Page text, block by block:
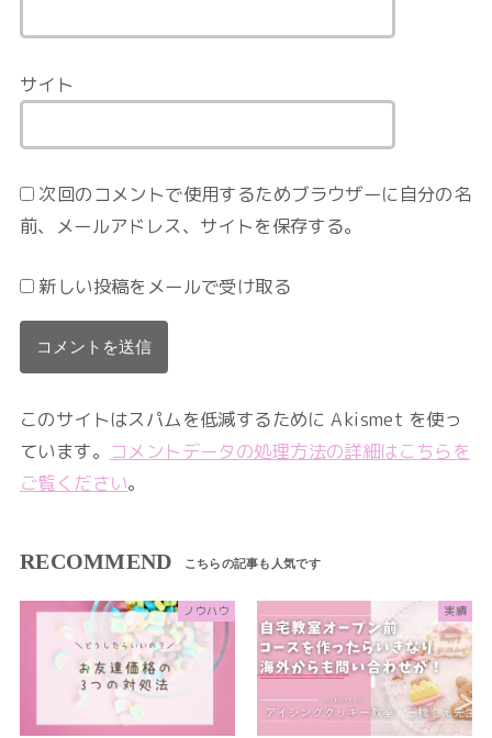
サイト
次回のコメントで使用するためブラウザーに自分の名
前、メールアドレス、サイトを保存する。
新しい投稿をメールで受け取る
このサイトはスパムを低減するために Akismet を使っ
ています。 コメントデータの処理方法の詳細はこちらを
ご覧ください。
RECOMMEND
ノウハウ 実績